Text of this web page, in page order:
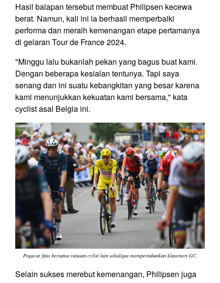
Hasil balapan tersebut membuat Philipsen kecewa
berat. Namun, kali ini ia berhasil memperbaiki
performa dan meraih kemenangan etape pertamanya
di gelaran Tour de France 2024.
"Minggu lalu bukanlah pekan yang bagus buat kami.
Dengan beberapa kesialan tentunya. Tapi saya
senang dan ini suatu kebangkitan yang besar karena
kami menunjukkan kekuatan kami bersama," kata
cyclist asal Belgia ini.
Pogacar finis bersama ratusan cylist lain sekaligus mempertahankan klasemen GC.
Selain sukses merebut kemenangan, Philipsen juga